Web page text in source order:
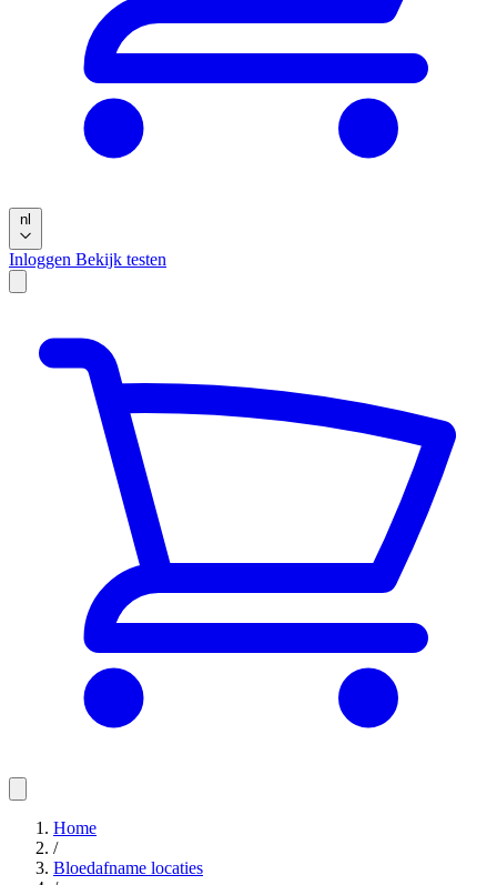
nl
Inloggen Bekijk testen
Home
/
Bloedafname locaties